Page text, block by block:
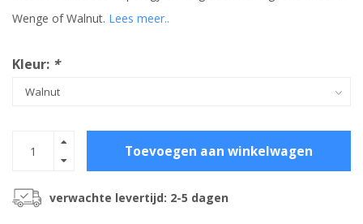
Wenge of Walnut. Lees meer..
Kleur: *
Toevoegen aan winkelwagen
verwachte levertijd: 2-5 dagen